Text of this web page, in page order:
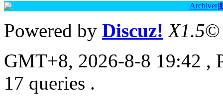
Archiver|
Powered by Discuz! X1.5©
GMT+8, 2026-8-8 19:42 ,
17 queries .